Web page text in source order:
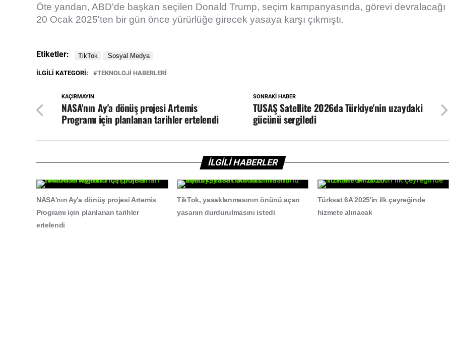
Öte yandan, ABD'de başkan seçilen Donald Trump, seçim kampanyasında, görevi devralacağı
20 Ocak 2025'ten bir gün önce yürürlüğe girecek yasaya karşı çıkmıştı.
Etiketler:
İLGILI KATEGORI: TEKNOLOJİ HABERLERİ
SONRAKI HABER
TUSAŞ Satellite 2026da Türkiye'nin uzaydaki
gücünü sergiledi
KAÇIRMAYIN
NASA'nın Ay'a dönüş projesi Artemis
Programı için planlanan tarihler ertelendi
İLGİLİ HABERLER
NASA'nın Ay'a dönüş projesi Artemis
Programı için planlanan tarihler
ertelendi
TikTok, yasaklanmasının önünü açan
yasanın durdurulmasını istedi
Türksat 6A 2025'in ilk çeyreğinde
hizmete alınacak